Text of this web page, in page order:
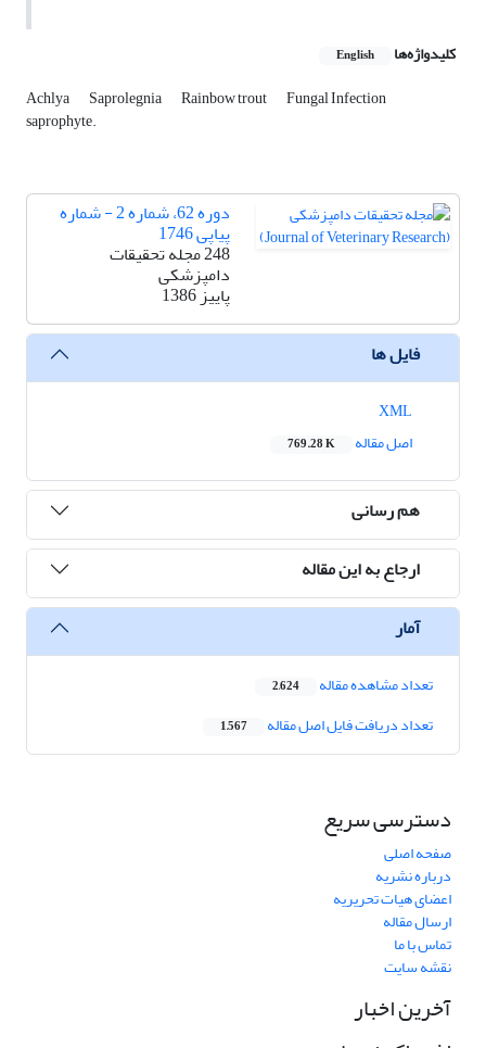
کلیدواژه‌ها English
Achlya Saprolegnia Rainbow trout Fungal Infection
saprophyte.
دوره 62، شماره 2 - شماره
پیاپی 1746
248 مجله تحقیقات
دامپزشکی
پاییز 1386
فایل ها
اصل مقاله
769.28 K
هم رسانی
ارجاع به این مقاله
آمار
تعداد مشاهده مقاله 2,624
تعداد دریافت فایل اصل مقاله 1,567
دسترسی سریع
صفحه اصلی
درباره نشریه
اعضای هیات تحریریه
ارسال مقاله
تماس با ما
نقشه سایت
آخرین اخبار